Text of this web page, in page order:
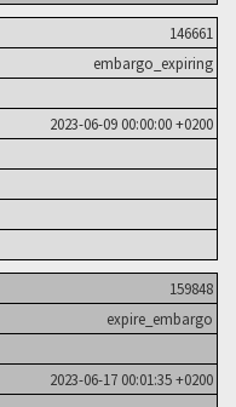
146661
embargo_expiring
2023-06-09 00:00:00 +0200
159848
expire_embargo
2023-06-17 00:01:35 +0200